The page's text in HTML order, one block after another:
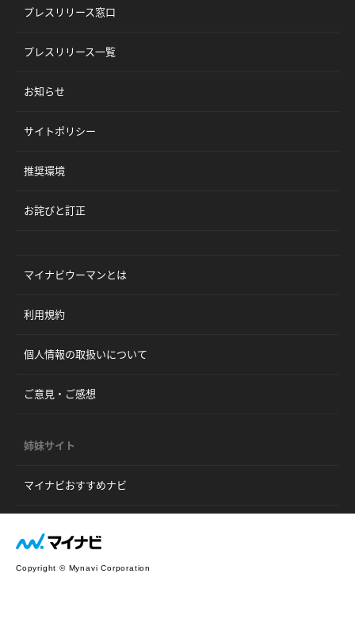
プレスリリース窓口
プレスリリース一覧
お知らせ
サイトポリシー
推奨環境
お詫びと訂正
マイナビウーマンとは
利用規約
個人情報の取扱いについて
ご意見・ご感想
姉妹サイト
マイナビおすすめナビ
Copyright © Mynavi Corporation